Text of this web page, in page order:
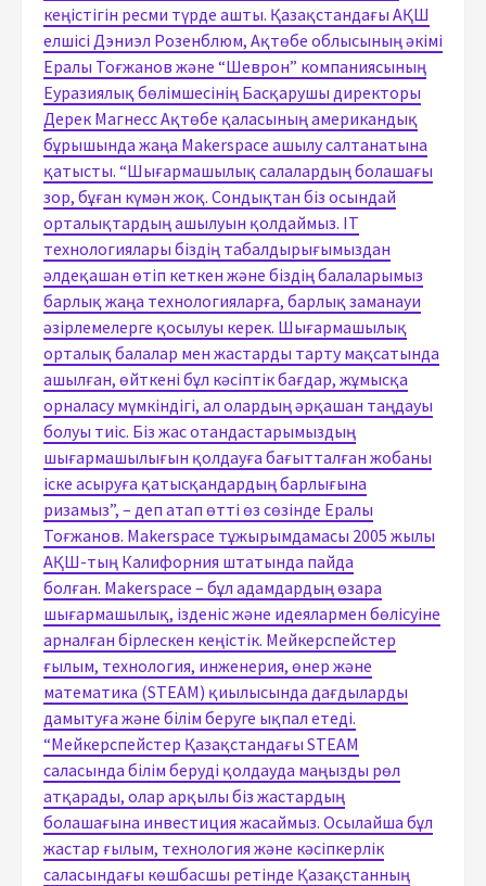
кеңістігін ресми түрде ашты. Қазақстандағы АҚШ
елшісі Дэниэл Розенблюм, Ақтөбе облысының әкімі
Ералы Тоғжанов және “Шеврон” компаниясының
Еуразиялық бөлімшесінің Басқарушы директоры
Дерек Магнесс Ақтөбе қаласының американдық
бұрышында жаңа Makerspace ашылу салтанатына
қатысты. “Шығармашылық салалардың болашағы
зор, бұған күмән жоқ. Сондықтан біз осындай
орталықтардың ашылуын қолдаймыз. IT
технологиялары біздің табалдырығымыздан
әлдеқашан өтіп кеткен және біздің балаларымыз
барлық жаңа технологияларға, барлық заманауи
әзірлемелерге қосылуы керек. Шығармашылық
орталық балалар мен жастарды тарту мақсатында
ашылған, өйткені бұл кәсіптік бағдар, жұмысқа
орналасу мүмкіндігі, ал олардың әрқашан таңдауы
болуы тиіс. Біз жас отандастарымыздың
шығармашылығын қолдауға бағытталған жобаны
іске асыруға қатысқандардың барлығына
ризамыз”, – деп атап өтті өз сөзінде Ералы
Тоғжанов. Makerspace тұжырымдамасы 2005 жылы
АҚШ-тың Калифорния штатында пайда
болған. Makerspace – бұл адамдардың өзара
шығармашылық, ізденіс және идеялармен бөлісуіне
арналған бірлескен кеңістік. Мейкерспейстер
ғылым, технология, инженерия, өнер және
математика (STEAM) қиылысында дағдыларды
дамытуға және білім беруге ықпал етеді.
“Мейкерспейстер Қазақстандағы STEAM
саласында білім беруді қолдауда маңызды рөл
атқарады, олар арқылы біз жастардың
болашағына инвестиция жасаймыз. Осылайша бұл
жастар ғылым, технология және кәсіпкерлік
саласындағы көшбасшы ретінде Қазақстанның